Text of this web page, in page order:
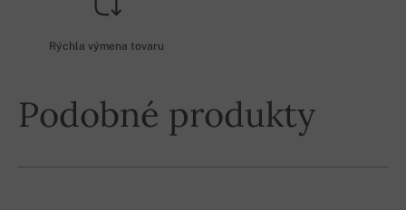
Rýchla výmena tovaru
Podobné produkty